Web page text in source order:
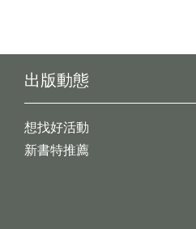
出版動態
想找好活動
新書特推薦